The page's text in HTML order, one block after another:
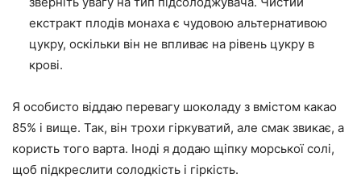
екстракт плодів монаха є чудовою альтернативою
цукру, оскільки він не впливає на рівень цукру в
крові.
Я особисто віддаю перевагу шоколаду з вмістом какао
85% і вище. Так, він трохи гіркуватий, але смак звикає, а
користь того варта. Іноді я додаю щіпку морської солі,
щоб підкреслити солодкість і гіркість.